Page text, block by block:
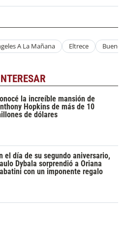
A La Mañana Eltrece Buenos
la increíble mansión de
Hopkins de más de 10
de dólares
el día de su segundo aniversario,
Dybala sorprendió a Oriana
con un imponente regalo